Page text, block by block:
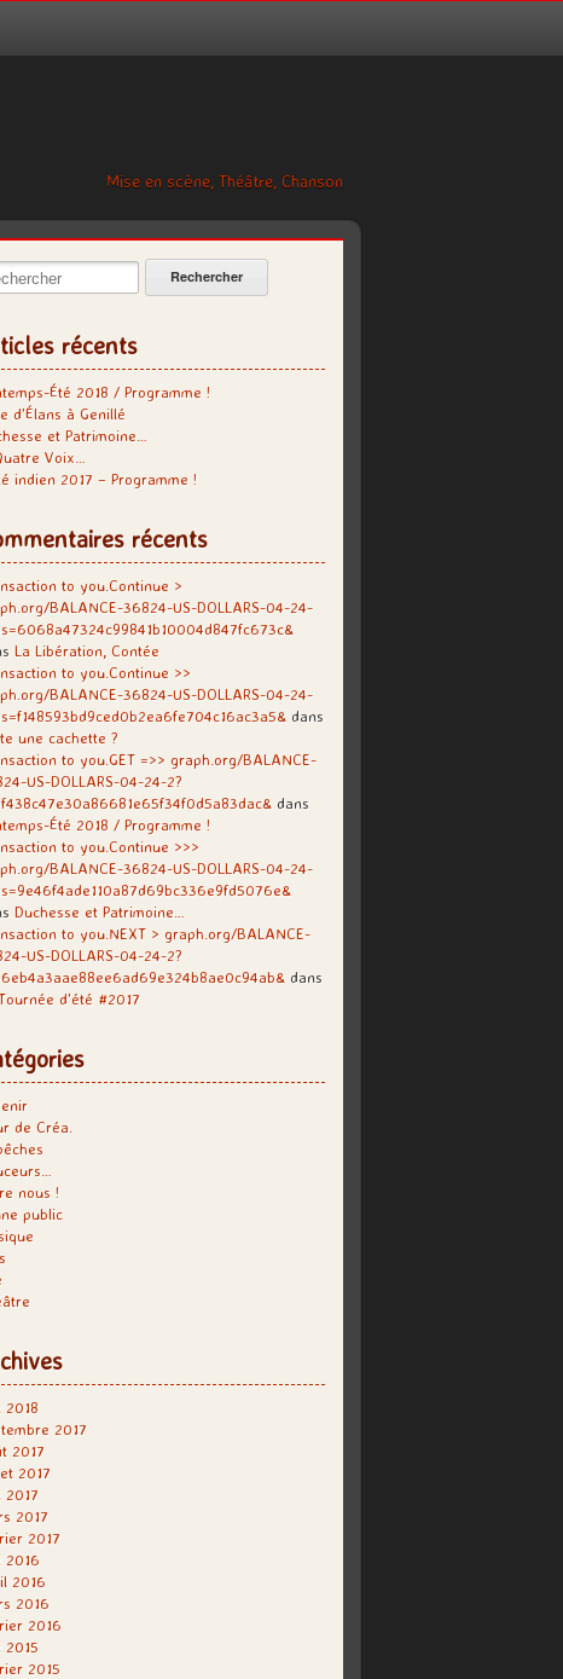
Mise en scène, Théâtre, Chanson
récents
Été 2018 / Programme !
d’Élans à Genillé
et Patrimoine…
Voix…
indien 2017 – Programme !
récents
to you.Continue >
BALANCE-36824-US-DOLLARS-04-24-
La Libération, Contée
to you.Continue >>
BALANCE-36824-US-DOLLARS-04-24-
dans
une cachette ?
to you.GET =>> graph.org/BALANCE-
US-DOLLARS-04-24-2?
dans
Été 2018 / Programme !
to you.Continue >>>
BALANCE-36824-US-DOLLARS-04-24-
Duchesse et Patrimoine…
to you.NEXT > graph.org/BALANCE-
US-DOLLARS-04-24-2?
dans
d’été #2017
de Créa.
nous !
public
2018
2017
2017
2017
2017
2017
2017
2016
2016
2016
2016
2015
2015